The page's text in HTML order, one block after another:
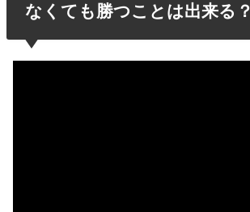
なくても勝つことは出来る？